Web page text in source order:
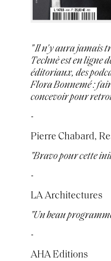
" Il n'y aura jamais
Technè est en ligne
éditoriaux, des
Flora Bonnemé :
concevoir pour
-
Pierre Chabard,
"Bravo pour cette
-
LA Architectures
"Un beau
-
AHA Editions